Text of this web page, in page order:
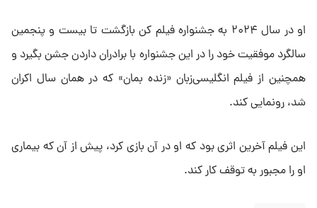
او در سال ۲۰۲۴ به جشنواره فیلم کن بازگشت تا بیست و پنجمین
سالگرد موفقیت خود را در این جشنواره با برادران داردن جشن بگیرد و
همچنین از فیلم انگلیسی‌زبان «زنده بمان» که در همان سال اکران
شد، رونمایی کند.
این فیلم آخرین اثری بود که او در آن بازی کرد، پیش از آن که بیماری
او را مجبور به توقف کار کند.